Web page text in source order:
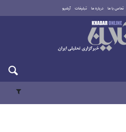
تماس با ما درباره ما تبلیغات آرشیو